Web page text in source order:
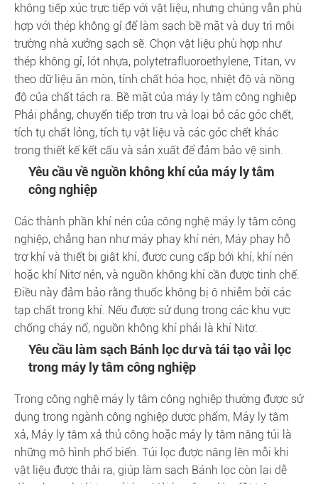
không tiếp xúc trực tiếp với vật liệu, nhưng chúng vẫn phù
hợp với thép không gỉ để làm sạch bề mặt và duy trì môi
trường nhà xưởng sạch sẽ. Chọn vật liệu phù hợp như
thép không gỉ, lót nhựa, polytetrafluoroethylene, Titan, vv
theo dữ liệu ăn mòn, tính chất hóa học, nhiệt độ và nồng
độ của chất tách ra. Bề mặt của máy ly tâm công nghiệp
Phải phẳng, chuyển tiếp trơn tru và loại bỏ các góc chết,
tích tụ chất lỏng, tích tụ vật liệu và các góc chết khác
trong thiết kế kết cấu và sản xuất để đảm bảo vệ sinh.
Yêu cầu về nguồn không khí của máy ly tâm
công nghiệp
Các thành phần khí nén của công nghệ máy ly tâm công
nghiệp, chẳng hạn như máy phay khí nén, Máy phay hỗ
trợ khí và thiết bị giật khí, được cung cấp bởi khí, khí nén
hoặc khí Nitơ nén, và nguồn không khí cần được tinh chế.
Điều này đảm bảo rằng thuốc không bị ô nhiễm bởi các
tạp chất trong khí. Nếu được sử dụng trong các khu vực
chống cháy nổ, nguồn không khí phải là khí Nitơ.
Yêu cầu làm sạch Bánh lọc dư và tái tạo vải lọc
trong máy ly tâm công nghiệp
Trong công nghệ máy ly tâm công nghiệp thường được sử
dụng trong ngành công nghiệp dược phẩm, Máy ly tâm
xả, Máy ly tâm xả thủ công hoặc máy ly tâm nâng túi là
những mô hình phổ biến. Túi lọc được nâng lên mỗi khi
vật liệu được thải ra, giúp làm sạch Bánh lọc còn lại dễ